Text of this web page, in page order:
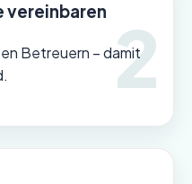
vereinbaren
Betreuern – damit